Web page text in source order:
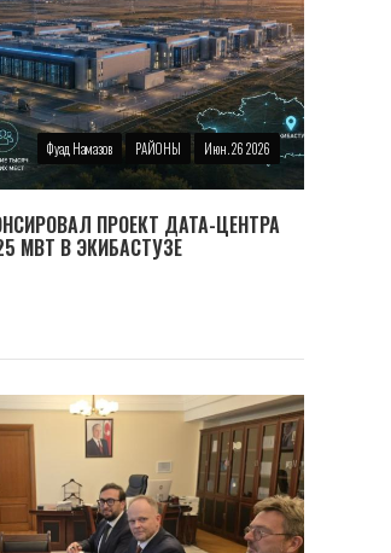
Фуад Намазов РАЙОНЫ Июн. 26 2026
ПРОЕКТ ДАТА-ЦЕНТРА
МВТ В ЭКИБАСТУЗЕ